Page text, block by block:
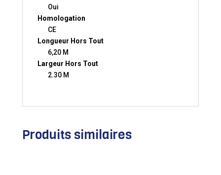
Oui
Homologation
CE
Longueur Hors Tout
6,20 M
Largeur Hors Tout
2.30 M
Produits similaires